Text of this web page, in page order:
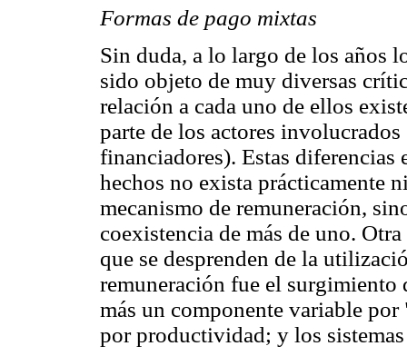
Formas de pago mixtas
Sin duda, a lo largo de los años
sido objeto de muy diversas
relación a cada uno de ellos
parte de los actores
financiadores). Estas diferencias
hechos no exista prácticamente
mecanismo de remuneración,
coexistencia de más de uno.
que se desprenden de la
remuneración fue el
más un componente variable
por productividad; y los